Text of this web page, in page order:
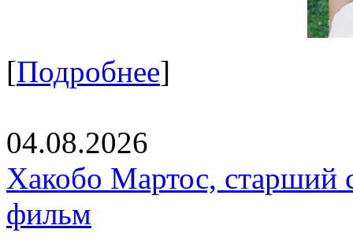
[Подробнее]
04.08.2026
Хакобо Мартос, старший
фильм